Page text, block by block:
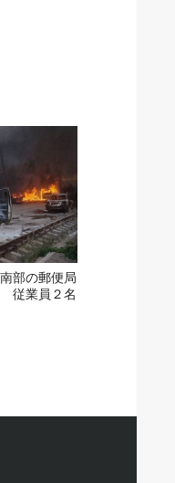
部の郵便局
従業員２名